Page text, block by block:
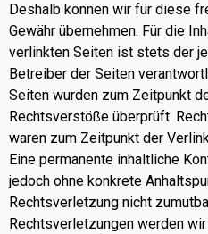
Deshalb können wir für diese
Gewähr übernehmen. Für die
verlinkten Seiten ist stets der
Betreiber der Seiten
Seiten wurden zum Zeitpunkt
Rechtsverstöße überprüft.
waren zum Zeitpunkt der
Eine permanente inhaltliche
jedoch ohne konkrete
Rechtsverletzung nicht
Rechtsverletzungen werden